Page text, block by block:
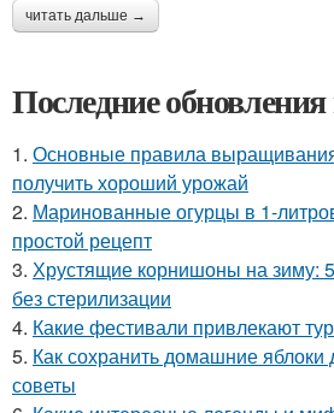
читать дальше →
Последние обновления
1. Основные правила
получить хороший урожай
2. Маринованные огурцы в 1-
простой рецепт
3. Хрустящие корнишоны на зиму:
без стерилизации
4. Какие фестивали привлекают
5. Как сохранить домашние
советы